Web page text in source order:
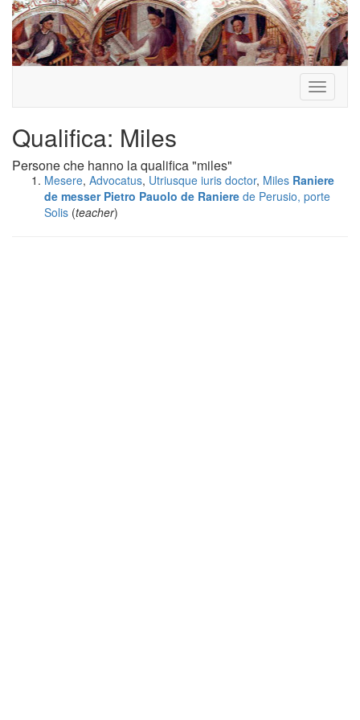
Toggle
Qualifica: Miles
Persone che hanno la qualifica "miles"
Mesere, Advocatus, Utriusque iuris doctor, Miles Raniere
de messer Pietro Pauolo de Raniere de Perusio, porte
Solis (teacher)